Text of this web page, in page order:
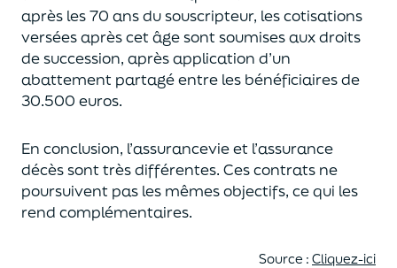
après les 70 ans du souscripteur, les cotisations
versées après cet âge sont soumises aux droits
de succession, après application d’un
abattement partagé entre les bénéficiaires de
30.500 euros.
En conclusion, l’assurancevie et l’assurance
décès sont très différentes. Ces contrats ne
poursuivent pas les mêmes objectifs, ce qui les
rend complémentaires.
Source : Cliquez-ici